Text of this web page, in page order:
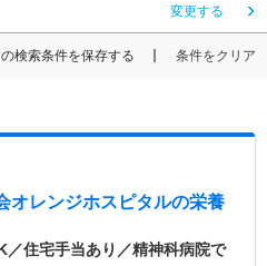
変更する
検索条件を保存する 条件をクリア
オレンジホスピタルの栄養
／住宅手当あり／精神科病院で